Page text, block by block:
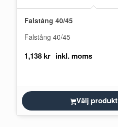
Falstång 40/45
Falstång 40/45
1,138kr
Välj produkt